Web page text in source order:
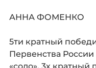
АННА ФОМЕНКО
5ти кратный
Первенства России